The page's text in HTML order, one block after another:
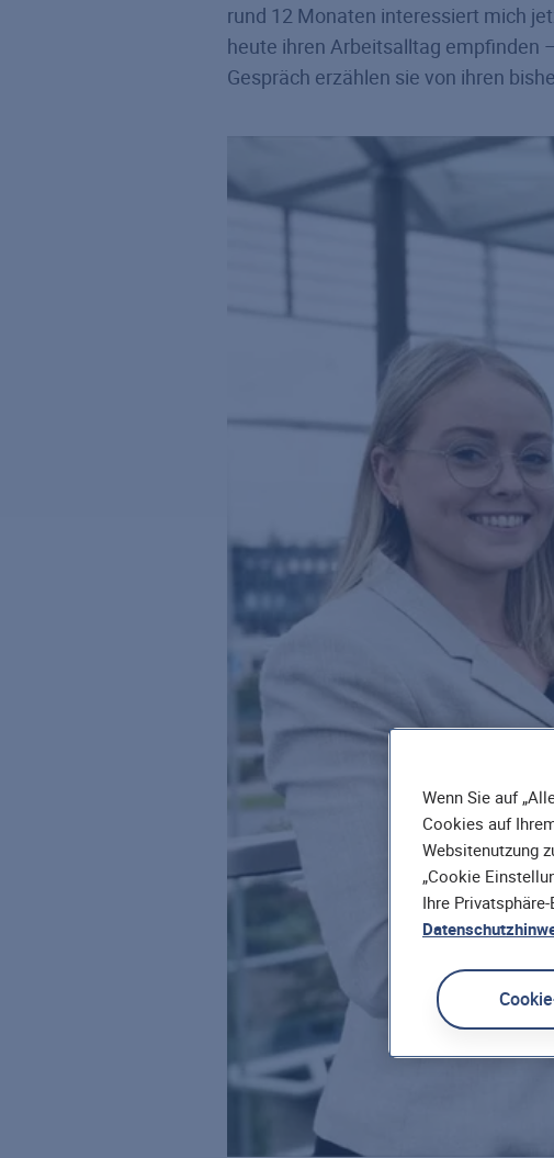
rund 12 Monaten interessiert mich
heute ihren Arbeitsalltag empfinden
Gespräch erzählen sie von ihren
Wenn Sie auf
Cookies auf
Websitenutzung
„Cookie
Ihre